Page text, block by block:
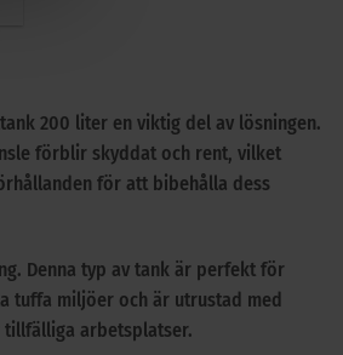
200 liter en viktig del av lösningen.
förblir skyddat och rent, vilket
för att bibehålla dess
Denna typ av tank är perfekt för
tuffa miljöer och är utrustad med
arbetsplatser.